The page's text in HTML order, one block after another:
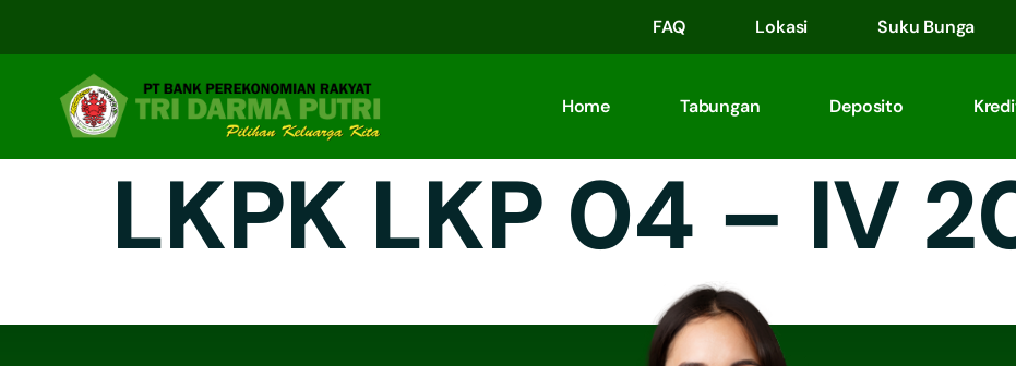
FAQ Lokasi Suku Bunga
Home Tabungan Deposito
LKPK LKP 04 – IV